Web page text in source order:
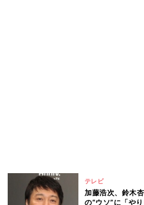
テレビ
加藤浩次、鈴木
の“ウソ”に「や